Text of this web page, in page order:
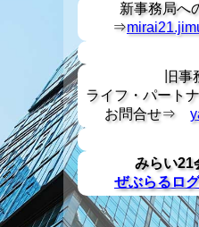
新事務局へ
⇒
旧
ライフ・パート
お問合せ⇒
みらい
ぜぶらるロ